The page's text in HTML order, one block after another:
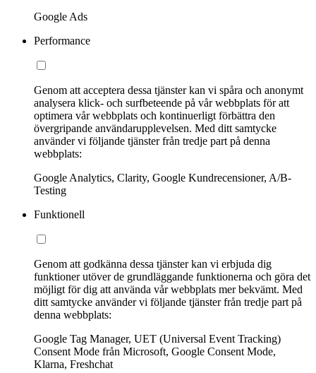
Google Ads
Performance
Genom att acceptera dessa tjänster kan vi spåra och anonymt
analysera klick- och surfbeteende på vår webbplats för att
optimera vår webbplats och kontinuerligt förbättra den
övergripande användarupplevelsen. Med ditt samtycke
använder vi följande tjänster från tredje part på denna
webbplats:
Google Analytics, Clarity, Google Kundrecensioner, A/B-
Testing
Funktionell
Genom att godkänna dessa tjänster kan vi erbjuda dig
funktioner utöver de grundläggande funktionerna och göra det
möjligt för dig att använda vår webbplats mer bekvämt. Med
ditt samtycke använder vi följande tjänster från tredje part på
denna webbplats:
Google Tag Manager, UET (Universal Event Tracking)
Consent Mode från Microsoft, Google Consent Mode,
Klarna, Freshchat